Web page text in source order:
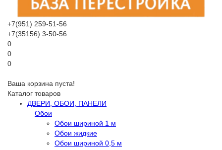
+7(951) 259-51-56
+7(35156) 3-50-56
0
0
0
Ваша корзина пуста!
Каталог товаров
ДВЕРИ, ОБОИ, ПАНЕЛИ
Обои
Обои шириной 1 м
Обои жидкие
Обои шириной 0,5 м